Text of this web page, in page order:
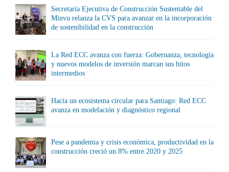
Secretaría Ejecutiva de Construcción Sustentable del
Minvu relanza la CVS para avanzar en la incorporación
de sostenibilidad en la construcción
La Red ECC avanza con fuerza: Gobernanza, tecnología
y nuevos modelos de inversión marcan sus hitos
intermedios
Hacia un ecosistema circular para Santiago: Red ECC
avanza en modelación y diagnóstico regional
Pese a pandemia y crisis económica, productividad en la
construcción creció un 8% entre 2020 y 2025